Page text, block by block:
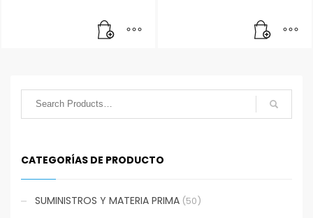
CATEGORÍAS DE PRODUCTO
SUMINISTROS Y MATERIA PRIMA (50)